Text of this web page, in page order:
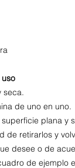
seca.
de uno en uno.
plana y
de retirarlos y
desee o de
de ejemplo